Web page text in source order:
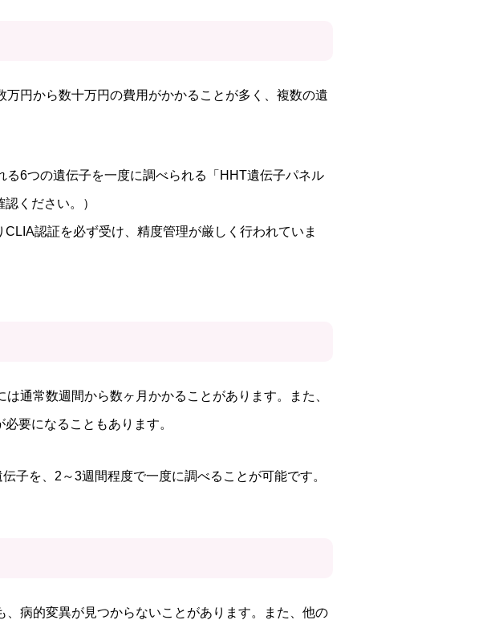
円から数十万円の費用がかかることが多く、複数の遺
6つの遺伝子を一度に調べられる「HHT遺伝子パネル
ください。）
認証を必ず受け、精度管理が厳しく行われていま
通常数週間から数ヶ月かかることがあります。また、
要になることもあります。
子を、2～3週間程度で一度に調べることが可能です。
病的変異が見つからないことがあります。また、他の